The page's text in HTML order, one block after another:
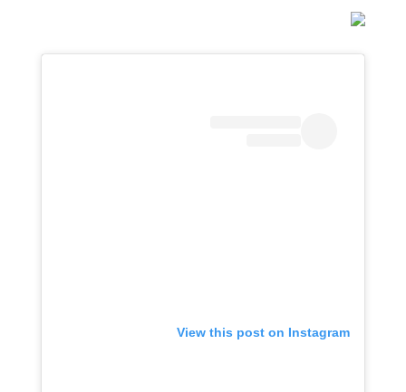
View this post on Instagram